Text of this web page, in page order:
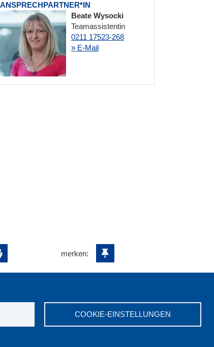
ANSPRECHPARTNER*IN
Beate Wysocki
Teamassistentin
0211 17523-268
» E-Mail
COOKIE-EINSTELLUNGEN
merken: